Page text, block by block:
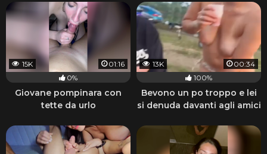
15K
01:16
0%
Giovane pompinara con
tette da urlo
13K
00:34
100%
Bevono un po troppo e lei
si denuda davanti agli amici